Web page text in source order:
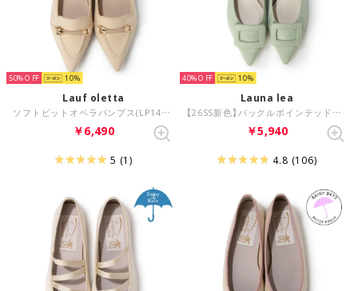
50% 10
Lauf oletta
ソフトビットオペラパンプス(LP146) （BEIGE-S）
￥6,490
5 (1)
40% 10
Launa lea
【26SS新色】バックルポインテッドトゥパンプス(0459C) （LグリーンS）
￥5,940
4.8 (106)